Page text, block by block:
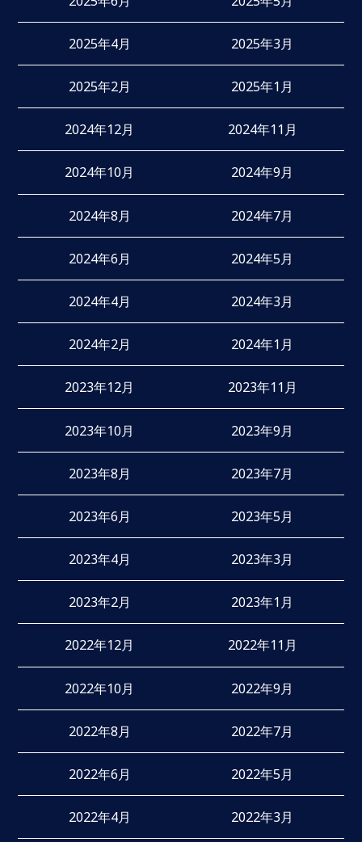
2025年4月 2025年3月
2025年2月 2025年1月
2024年12月 2024年11月
2024年10月 2024年9月
2024年8月 2024年7月
2024年6月 2024年5月
2024年4月 2024年3月
2024年2月 2024年1月
2023年12月 2023年11月
2023年10月 2023年9月
2023年8月 2023年7月
2023年6月 2023年5月
2023年4月 2023年3月
2023年2月 2023年1月
2022年12月 2022年11月
2022年10月 2022年9月
2022年8月 2022年7月
2022年6月 2022年5月
2022年4月 2022年3月